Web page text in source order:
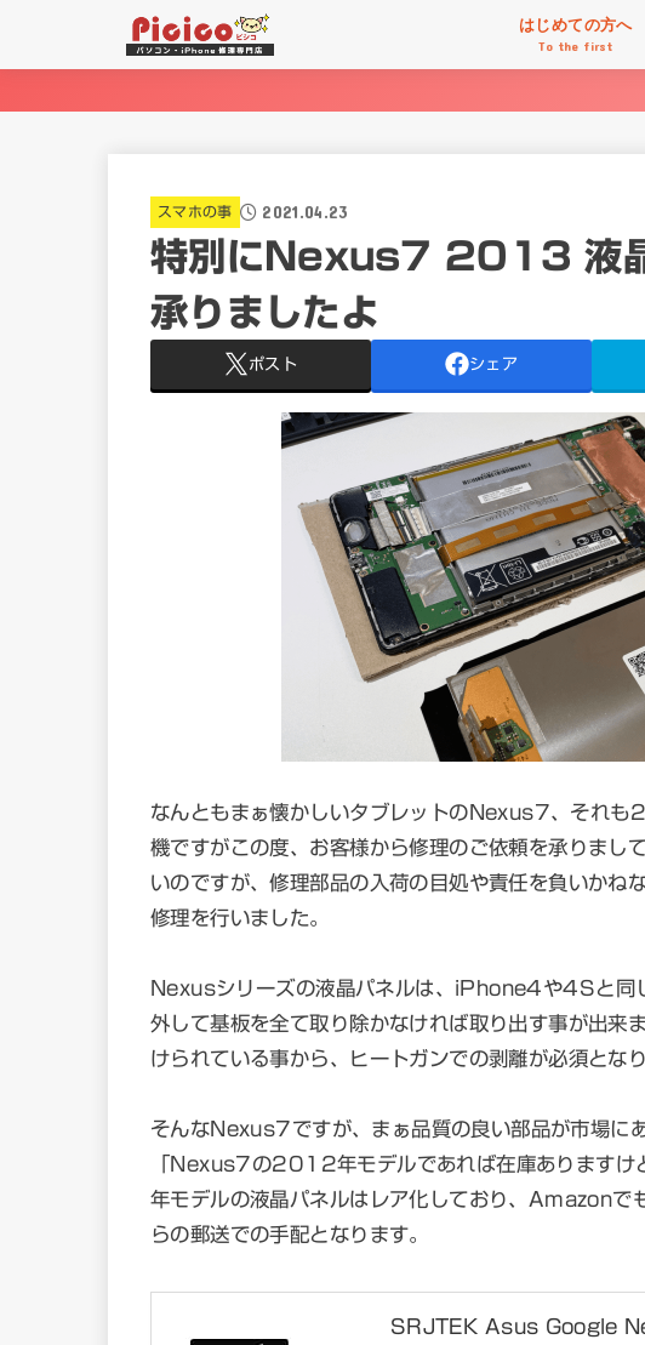
はじめての方へ
To the first
スマホの事 2021.04.23
特別にNexus7 2013 液晶
承りましたよ
ポスト シェア
なんともまぁ懐かしいタブレットのNexus7、それ
機ですがこの度、お客様から修理のご依頼を承りま
いのですが、修理部品の入荷の目処や責任を負いかね
修理を行いました。
Nexusシリーズの液晶パネルは、iPhone4や4Sと同
外して基板を全て取り除かなければ取り出す事が出来
けられている事から、ヒートガンでの剥離が必須となり
そんなNexus7ですが、まぁ品質の良い部品が市場に
「Nexus7の2012年モデルであれば在庫あります
年モデルの液晶パネルはレア化しており、Amazonで
らの郵送での手配となります。
SRJTEK Asus Google